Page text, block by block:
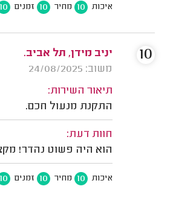
איכות 10 מחיר 10 זמנים 10
יניב מידן, תל אביב.
משוב: 24/08/2025
תיאור השירות:
התקנת מנעול חכם.
חוות דעת:
הוא היה פשוט נהדר!
איכות 10 מחיר 10 זמנים 10
10